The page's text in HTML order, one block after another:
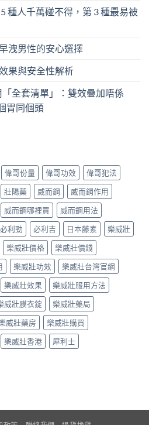
種人千萬碰不得，第 3 種最易被
洩男性的安心選擇
果與安全性解析
全套清單」：雙效疊加唔係
胃同個頭
偉哥份量 偉哥功效
偉哥犯法
壯陽藥 威而鋼
威而鋼作用
威而鋼哪裡買
威而鋼用法
必利勁 必利吉 日本藤素
樂威壯
樂威壯價格
樂威壯價錢
樂威壯功效
樂威壯台灣官網
樂威壯效果
樂威壯服用方法
威壯膜衣錠
樂威壯藥局
威壯藥房
樂威壯購買
樂威壯香港 犀利士